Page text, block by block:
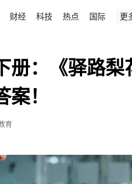
财经 科技 热点 国际 更
册：《驿路
！
育